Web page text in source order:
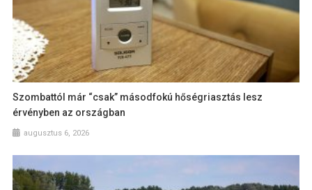
Szombattól már “csak” másodfokú hőségriasztás lesz
érvényben az országban
augusztus 6, 2026